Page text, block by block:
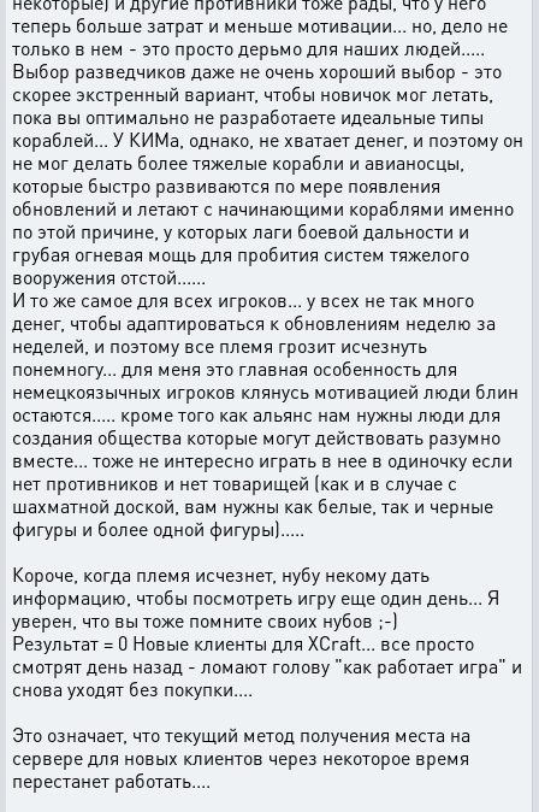
теперь больше затрат и меньше мотивации... но, дело не
только в нем - это просто дерьмо для наших людей.....
Выбор разведчиков даже не очень хороший выбор - это
скорее экстренный вариант, чтобы новичок мог летать,
пока вы оптимально не разработаете идеальные типы
кораблей... У КИМа, однако, не хватает денег, и поэтому он
не мог делать более тяжелые корабли и авианосцы,
которые быстро развиваются по мере появления
обновлений и летают с начинающими кораблями именно
по этой причине, у которых лаги боевой дальности и
грубая огневая мощь для пробития систем тяжелого
вооружения отстой......
И то же самое для всех игроков... у всех не так много
денег, чтобы адаптироваться к обновлениям неделю за
неделей, и поэтому все племя грозит исчезнуть
понемногу... для меня это главная особенность для
немецкоязычных игроков клянусь мотивацией люди блин
остаются..... кроме того как альянс нам нужны люди для
создания общества которые могут действовать разумно
вместе... тоже не интересно играть в нее в одиночку если
нет противников и нет товарищей (как и в случае с
шахматной доской, вам нужны как белые, так и черные
фигуры и более одной фигуры).....
Короче, когда племя исчезнет, ​​нубу некому дать
информацию, чтобы посмотреть игру еще один день... Я
уверен, что вы тоже помните своих нубов ;-)
Результат = 0 Новые клиенты для XCraft... все просто
смотрят день назад - ломают голову "как работает игра" и
снова уходят без покупки....
Это означает, что текущий метод получения места на
сервере для новых клиентов через некоторое время
перестанет работать....